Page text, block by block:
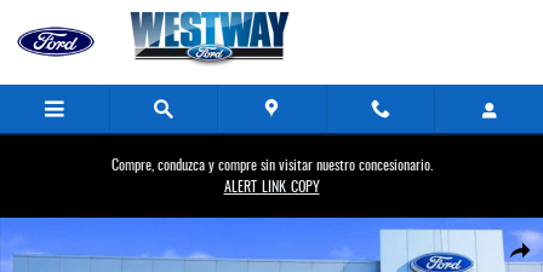
Saltar al contenido principal
Compre, conduzca y compre sin visitar nuestro concesionario.
ALERT_LINK_COPY